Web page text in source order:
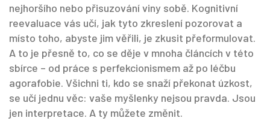
nejhoršího nebo přisuzování viny sobě. Kognitivní
reevaluace vás učí, jak tyto zkreslení pozorovat a
místo toho, abyste jim věřili, je zkusit přeformulovat.
A to je přesně to, co se děje v mnoha článcích v této
sbírce – od práce s perfekcionismem až po léčbu
agorafobie. Všichni ti, kdo se snaží překonat úzkost,
se učí jednu věc: vaše myšlenky nejsou pravda. Jsou
jen interpretace. A ty můžete změnit.